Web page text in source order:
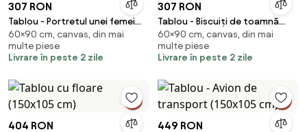
307 RON
Tablou - Portretul unei femei
tinere (90x60 cm)
60×90 cm, canvas, din mai
multe piese
Livrare în peste 2 zile
307 RON
Tablou - Biscuiți de toamnă
(90x60 cm)
60×90 cm, canvas, din mai
multe piese
Livrare în peste 2 zile
404 RON 449 RON